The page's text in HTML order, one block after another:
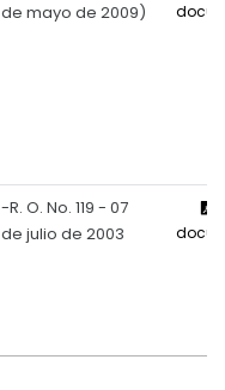
de mayo de 2009)
-R. O. No. 119 - 07
de julio de 2003